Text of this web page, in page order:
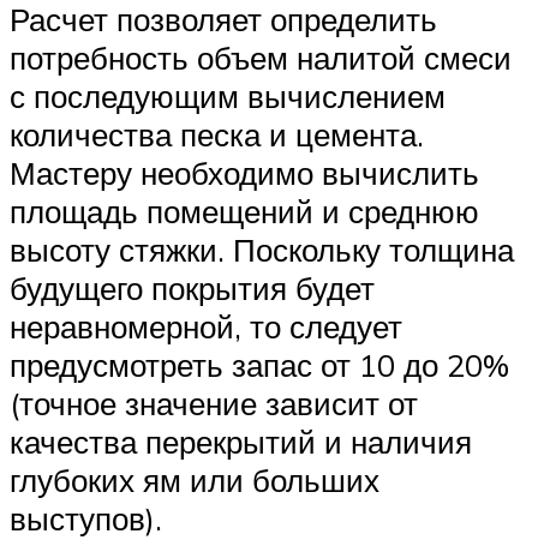
Расчет позволяет определить
потребность объем налитой смеси
с последующим вычислением
количества песка и цемента.
Мастеру необходимо вычислить
площадь помещений и среднюю
высоту стяжки. Поскольку толщина
будущего покрытия будет
неравномерной, то следует
предусмотреть запас от 10 до 20%
(точное значение зависит от
качества перекрытий и наличия
глубоких ям или больших
выступов).